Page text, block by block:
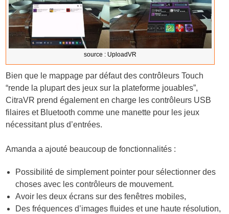
source : UploadVR
Bien que le mappage par défaut des contrôleurs Touch
“rende la plupart des jeux sur la plateforme jouables”,
CitraVR prend également en charge les contrôleurs USB
filaires et Bluetooth comme une manette pour les jeux
nécessitant plus d’entrées.
Amanda a ajouté beaucoup de fonctionnalités :
Possibilité de simplement pointer pour sélectionner des
choses avec les contrôleurs de mouvement.
Avoir les deux écrans sur des fenêtres mobiles,
Des fréquences d’images fluides et une haute résolution,